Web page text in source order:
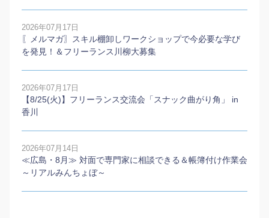
2026年07月17日
〖メルマガ〗スキル棚卸しワークショップで今必要な学び
を発見！＆フリーランス川柳大募集
2026年07月17日
【8/25(火)】フリーランス交流会「スナック曲がり角」 in
香川
2026年07月14日
≪広島・8月≫ 対面で専門家に相談できる＆帳簿付け作業会
～リアルみんちょぼ～